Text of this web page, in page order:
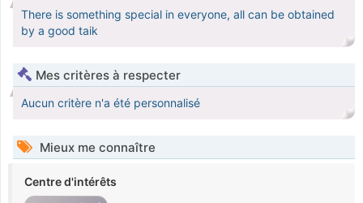
There is something special in everyone, all can be obtained
by a good taik
Mes critères à respecter
Aucun critère n'a été personnalisé
Mieux me connaître
Centre d'intérêts